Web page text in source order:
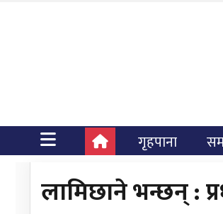
गृहपाना
लामिछाने भन्छन् :